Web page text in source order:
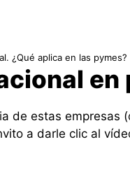
¿Qué aplica en las pymes?
en
de estas empresas
a darle clic al